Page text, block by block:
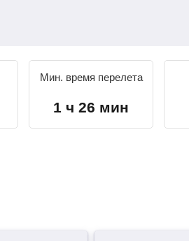
Мин. время перелета
1 ч 26 мин